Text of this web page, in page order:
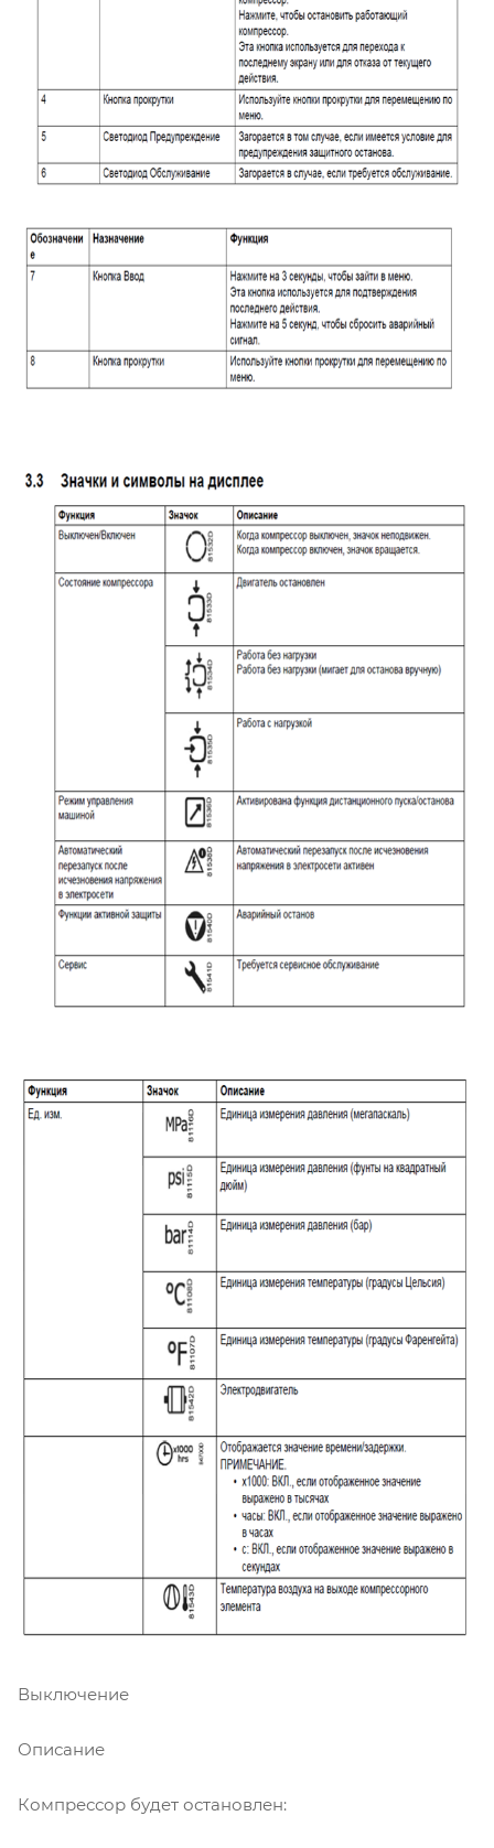
Выключение
Описание
Компрессор будет остановлен: